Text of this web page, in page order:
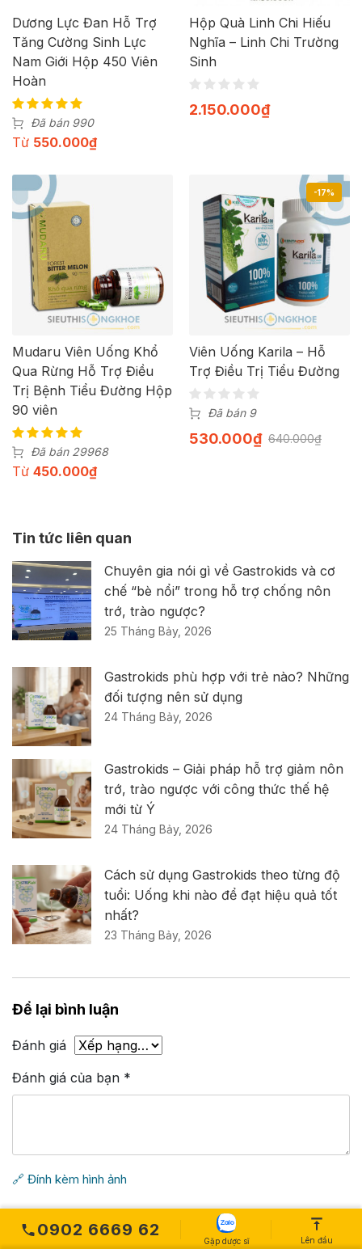
Dương Lực Đan Hỗ Trợ
Tăng Cường Sinh Lực
Nam Giới Hộp 450 Viên
Hoàn
Đã bán 990
Từ 550.000₫
Hộp Quà Linh Chi Hiếu
Nghĩa – Linh Chi Trường
Sinh
2.150.000₫
Mudaru Viên Uống Khổ
Qua Rừng Hỗ Trợ Điều
Trị Bệnh Tiểu Đường Hộp
90 viên
Đã bán 29968
Từ 450.000₫
-17%
Viên Uống Karila – Hỗ
Trợ Điều Trị Tiểu Đường
Đã bán 9
640.000₫
530.000₫
Tin tức liên quan
Chuyên gia nói gì về Gastrokids và cơ
chế “bè nổi” trong hỗ trợ chống nôn
trớ, trào ngược?
25 Tháng Bảy, 2026
Gastrokids phù hợp với trẻ nào? Những
đối tượng nên sử dụng
24 Tháng Bảy, 2026
Gastrokids – Giải pháp hỗ trợ giảm nôn
trớ, trào ngược với công thức thế hệ
mới từ Ý
24 Tháng Bảy, 2026
Cách sử dụng Gastrokids theo từng độ
tuổi: Uống khi nào để đạt hiệu quả tốt
nhất?
23 Tháng Bảy, 2026
Để lại bình luận
Đánh giá
Đánh giá của bạn *
🔗 Đính kèm hình ảnh
Tên *
0902 6669 62
Gặp dược sĩ Lên đầu